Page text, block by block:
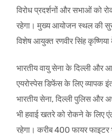
विरोध प्रदर्शनों और सभाओं को
रहेगा। मुख्य आयोजन स्थल की
विशेष आयुक्त रणवीर सिंह
भारतीय वायु सेना के दिल्ली और
एयरोस्पेस डिफेंस के लिए व्यापक
भारतीय सेना, दिल्ली पुलिस और
भी हवाई खतरे को रोकने के लिए
रहेगा। करीब 400 फायर फाइटर